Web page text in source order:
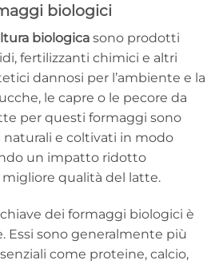
biologici
biologica sono prodotti
fertilizzanti chimici e altri
dannosi per l’ambiente e la
le capre o le pecore da
per questi formaggi sono
e coltivati in modo
un impatto ridotto
migliore qualità del latte.
dei formaggi biologici è
Essi sono generalmente più
come proteine, calcio,